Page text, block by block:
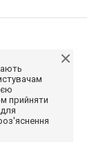
прийняти